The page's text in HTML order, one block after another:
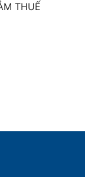
THUẾ